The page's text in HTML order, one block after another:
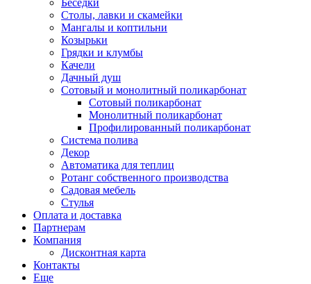
Беседки
Столы, лавки и скамейки
Мангалы и коптильни
Козырьки
Грядки и клумбы
Качели
Дачный душ
Сотовый и монолитный поликарбонат
Сотовый поликарбонат
Монолитный поликарбонат
Профилированный поликарбонат
Система полива
Декор
Автоматика для теплиц
Ротанг собственного производства
Садовая мебель
Стулья
Оплата и доставка
Партнерам
Компания
Дисконтная карта
Контакты
Еще